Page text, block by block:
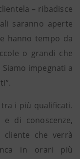
– ribadisce
saranno aperte
hanno tempo da
o grandi che
impegnati a
i più qualificati.
di conoscenze,
cliente che verrà
in orari più